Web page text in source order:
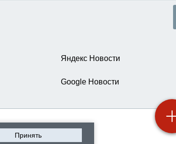
Яндекс Новости
Google Новости
Принять